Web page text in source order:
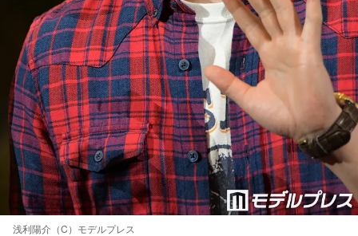
浅利陽介（C）モデルプレス